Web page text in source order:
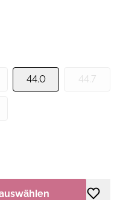
44.0 44.7